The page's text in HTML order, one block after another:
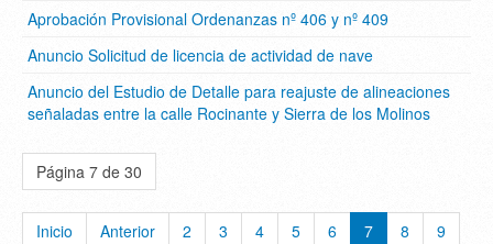
Aprobación Provisional Ordenanzas nº 406 y nº 409
Anuncio Solicitud de licencia de actividad de nave
Anuncio del Estudio de Detalle para reajuste de alineaciones
señaladas entre la calle Rocinante y Sierra de los Molinos
Página 7 de 30
Inicio Anterior 2 3 4 5 6 7 8
9